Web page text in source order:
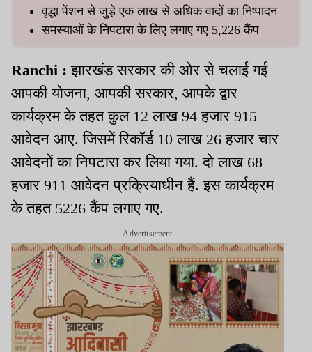
वृद्धा पेंशन से जुड़े एक लाख से अधिक वादों का निष्पादन
समस्याओं के निपटारा के लिए लगाए गए 5,226 कैंप
Ranchi : झारखंड सरकार की ओर से चलाई गई
आपकी योजना, आपकी सरकार, आपके द्वार
कार्यक्रम के तहत कुल 12 लाख 94 हजार 915
आवेदन आए. जिसमें रिकॉर्ड 10 लाख 26 हजार चार
आवेदनों का निपटारा कर लिया गया. दो लाख 68
हजार 911 आवेदन प्रक्रियाधीन हैं. इस कार्यक्रम
के तहत 5226 कैंप लगाए गए.
Advertisement